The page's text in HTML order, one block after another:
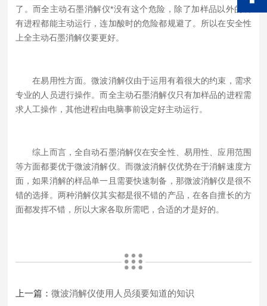
了。而全主动石墨消解仪*没有这个危险，除了加样品以外的所
有进程都能主动运行，连加酸时的危险都规避了。所以在安全性
上全主动石墨消解仪要更好。
在易用性方面。微波消解仪由于运用有着很大的约束，需求
专业的人员进行操作。而全主动石墨消解仪只有加样品的进程需
求人工操作，其他进程由电脑事前设定好主动运行。
综上而言，全自动石墨消解仪在安全性、易用性、应用范围
等方面都要优于微波消解仪。而微波消解仪优势在于消解速度方
面，如果消解的样品单一且需要快速制备，那微波消解仪是很不
错的选择。两种消解仪其实都是很不错的产品，在各自擅长的方
面都发挥不错，所以大家各取所需吧，合适的才是好的。
上一篇：微波消解仪使用人员须要知道的知识